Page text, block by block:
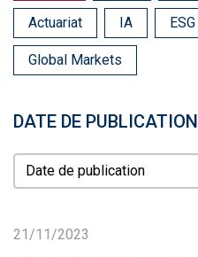
21/11/2023
Actuariat IA ESG
Global Markets
DATE DE PUBLICATION
Date de publication